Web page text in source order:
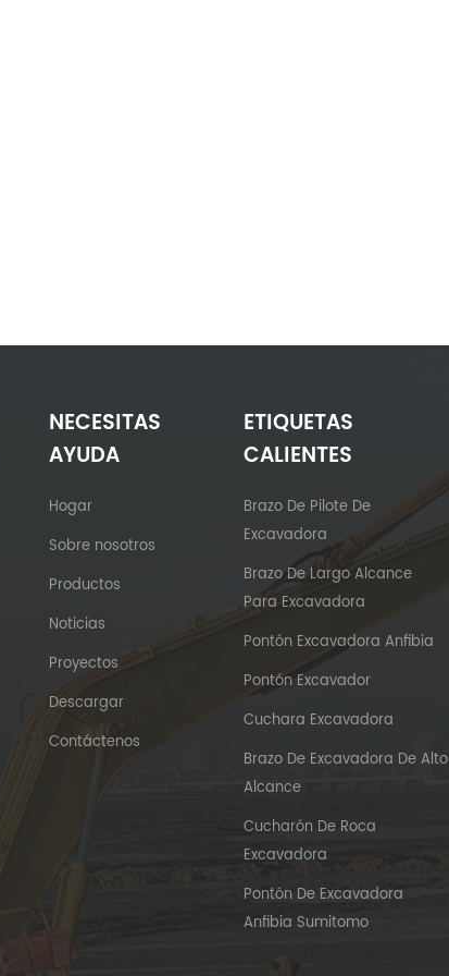
NECESITAS
AYUDA
Hogar
Sobre nosotros
Productos
Noticias
Proyectos
Descargar
Contáctenos
ETIQUETAS
CALIENTES
Brazo De Pilote De
Excavadora
Brazo De Largo Alcance
Para Excavadora
Pontón Excavadora Anfibia
Pontón Excavador
Cuchara Excavadora
Brazo De Excavadora De Alto
Alcance
Cucharón De Roca
Excavadora
Pontón De Excavadora
Anfibia Sumitomo